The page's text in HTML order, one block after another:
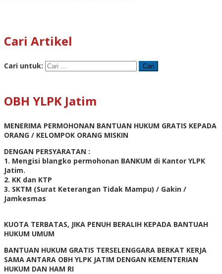
Cari Artikel
Cari untuk:
OBH YLPK Jatim
MENERIMA PERMOHONAN BANTUAN HUKUM GRATIS KEPADA
ORANG / KELOMPOK ORANG MISKIN
DENGAN PERSYARATAN :
1. Mengisi blangko permohonan BANKUM di Kantor YLPK
Jatim.
2. KK dan KTP
3. SKTM (Surat Keterangan Tidak Mampu) / Gakin /
Jamkesmas
KUOTA TERBATAS, JIKA PENUH BERALIH KEPADA BANTUAH
HUKUM UMUM
BANTUAN HUKUM GRATIS TERSELENGGARA BERKAT KERJA
SAMA ANTARA OBH YLPK JATIM DENGAN KEMENTERIAN
HUKUM DAN HAM RI